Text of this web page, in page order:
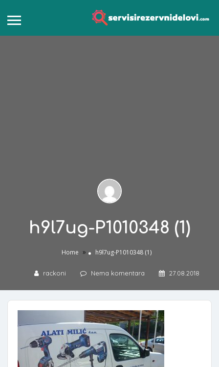
h9l7ug-P1010348 (1)
Home » h9l7ug-P1010348 (1)
rackoni Nema komentara 27.08.2018